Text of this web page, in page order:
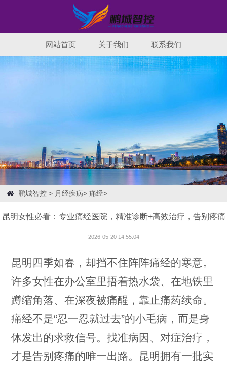
网站首页 关于我们 联系我们
鹏城智控> 月经疾病> 痛经>
昆明女性必看：专业痛经医院，精准诊断+高效治疗，告别疼痛
2026-05-20 14:55:04
昆明四季如春，却挡不住阵阵痛经的寒意。
许多女性在办公室里捂着热水袋、在地铁里
蹲缩角落、在深夜被痛醒，靠止痛药续命。
痛经不是“忍一忍就过去”的小毛病，而是身
体发出的求救信号。找准病因、对症治疗，
才是告别疼痛的唯一出路。昆明拥有一批实